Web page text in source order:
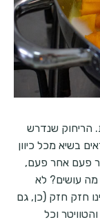
הריחוק שנדרש
בשיא מכל כיוון
פעם אחר פעם,
מה עושים? לא
חזק חזק (כן, גם
וכל